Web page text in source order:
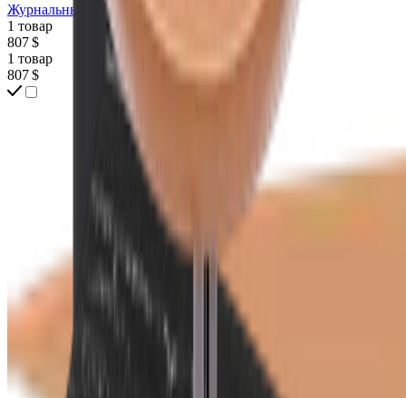
Журнальный столик POLIFORM Mondrian
1 товар
807 $
1 товар
807 $